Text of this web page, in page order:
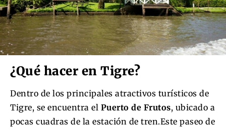
¿Qué hacer en Tigre?
Dentro de los principales atractivos turísticos de
Tigre, se encuentra el Puerto de Frutos, ubicado a
pocas cuadras de la estación de tren.Este paseo de